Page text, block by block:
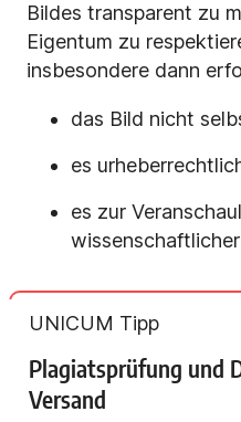
Bildes transparent zu
Eigentum zu
insbesondere dann
das Bild nicht
es
es zur
UNICUM Tipp
Plagiatsprüfung und
Versand